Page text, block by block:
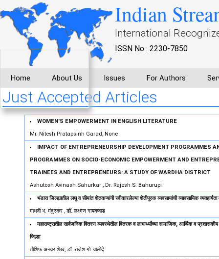
Indian
International
ISSN No : 2230-7850
Home About Us Issues For Authors
Just Accepted Articles
WOMEN'S EMPOWERMENT IN ENGLISH LITERATURE
Mr. Nitesh Pratapsinh Garad, None
IMPACT OF ENTREPRENEURSHIP DEVELOPMENT PROGRAMMES
PROGRAMMES ON SOCIO-ECONOMIC EMPOWERMENT AND
TRAINEES AND ENTREPRENEURS: A STUDY OF WARDHA DISTRICT
Ashutosh Avinash Sahurkar , Dr. Rajesh S. Bahurupi
भंडारा जिल्ह्यातील लघु व सीमांत शेतकऱ्यांनी स्वीकारलेल्या शेतीपूरक व्यवसायांची व्यावसायिक
माधवी भ. मंदुरकर , डॉ. लक्ष्मण गायकवाड
महाराष्ट्रातील सार्वजनिक वितरण व्यवस्थेतील वितरक व लाभार्थ्यांच्या सामाजिक, आर्थिक व
जिल्हा
तौशिफ अनवर शेख, डॉ. राजेश गो. वालोदे